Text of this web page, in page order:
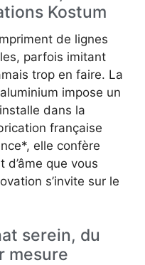
Kostum
de lignes
parfois imitant
trop en faire. La
impose un
dans la
française
elle confère
que vous
s’invite sur le
serein, du
mesure